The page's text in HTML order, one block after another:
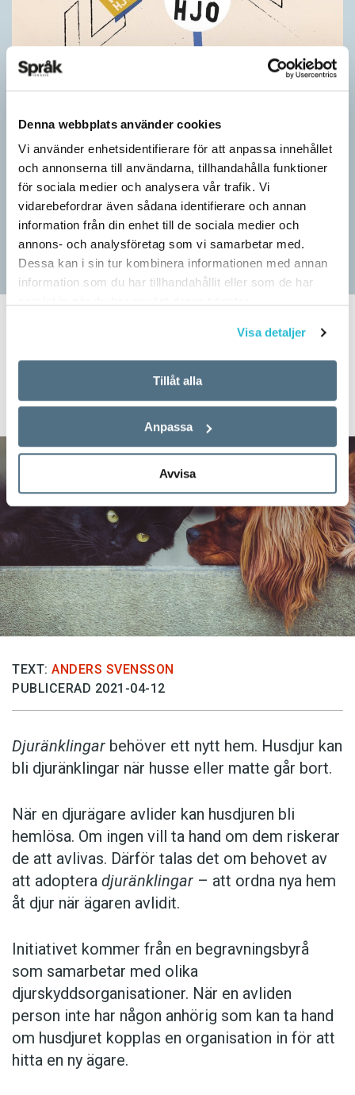
Denna webbplats använder cookies
Vi använder enhetsidentifierare för att anpassa innehållet
och annonserna till användarna, tillhandahålla funktioner
för sociala medier och analysera vår trafik. Vi
vidarebefordrar även sådana identifierare och annan
information från din enhet till de sociala medier och
annons- och analysföretag som vi samarbetar med.
Dessa kan i sin tur kombinera informationen med annan
information som du har tillhandahållit eller som de har
Visa detaljer
Tillåt alla
Anpassa
Avvisa
Pressmeddelande: Hjovisst älskar vi
SPRÅKBLOGGEN
– Vinnarna visar att lyckade ordvitsar alltid går hem. En bra
kommunslogan kombinerar ett träffsäkert budskap om
kommunen med en humoristisk knorr, säger Anders Svensson,
Veckans nyord:
djuränkling
TEXT: ANDERS SVENSSON
PUBLICERAD 2021-04-12
Djuränklingar behöver ett nytt hem. Husdjur kan
bli djuränklingar när husse eller matte går bort.
När en djurägare avlider kan husdjuren bli
hemlösa. Om ingen vill ta hand om dem riskerar
de att avlivas. Därför talas det om behovet av
att adoptera djuränklingar – att ordna nya hem
åt djur när ägaren avlidit.
Initiativet kommer från en begravningsbyrå
som samarbetar med olika
djurskyddsorganisationer. När en avliden
person inte har någon anhörig som kan ta hand
om husdjuret kopplas en organisation in för att
hitta en ny ägare.